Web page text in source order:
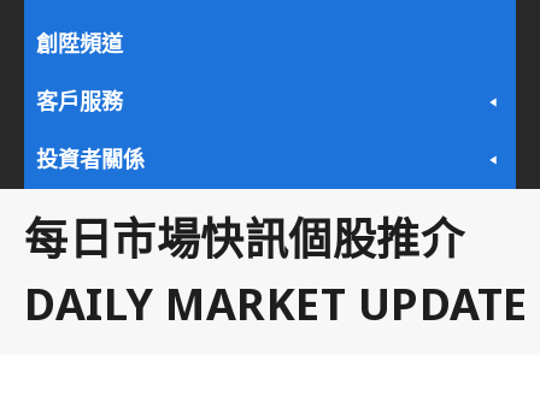
創陞頻道
客戶服務
投資者關係
每日市場快訊個股推介
DAILY MARKET UPDATE